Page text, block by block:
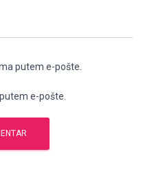
putem e-pošte.
e-pošte.